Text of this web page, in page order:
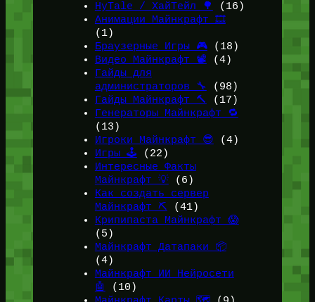
HyTale / ХайТейл 🌳
(16)
Анимации Майнкрафт 🎞️
(1)
Браузерные Игры 🎮(18)
Видео Майнкрафт 📽️ (4)
Гайды для
администраторов 🔧
(98)
Гайды Майнкрафт 🔨
(17)
Генераторы Майнкрафт 🔁
(13)
Игроки Майнкрафт 😎 (4)
Игры 🕹️ (22)
Интересные Факты
Майнкрафт 💡(6)
Как создать сервер
Майнкрафт ⛏️ (41)
Крипипаста Майнкрафт 😱
(5)
Майнкрафт Датапаки 📦
(4)
Майнкрафт ИИ Нейросети
🤖
(10)